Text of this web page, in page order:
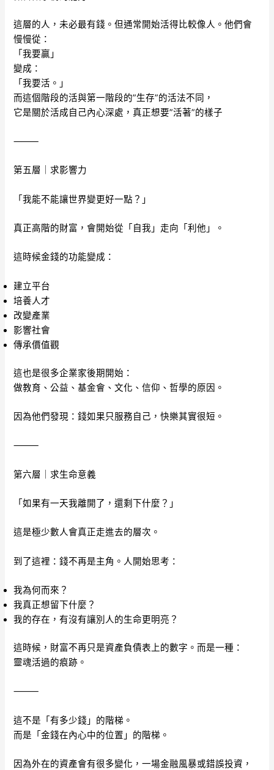
這層的人，未必最有錢。但通常開始活得比較像人。他們會
慢慢從：
「我要贏」
變成：
「我要活。」
而這個階段的活與第一階段的”生存”的活法不同，
它是關於活成自己內心深處，真正想要”活著”的樣子
⸻
第五層｜求影響力
「我能不能讓世界變更好一點？」
真正高階的財富，會開始從「自我」走向「利他」。
這時候金錢的功能變成：
建立平台
培養人才
改變產業
影響社會
傳承價值觀
這也是很多企業家後期開始：
做教育、公益、基金會、文化、信仰、哲學的原因。
因為他們發現：錢如果只服務自己，快樂其實很短。
⸻
第六層｜求生命意義
「如果有一天我離開了，還剩下什麼？」
這是極少數人會真正走進去的層次。
到了這裡：錢不再是主角。人開始思考：
我為何而來？
我真正想留下什麼？
我的存在，有沒有讓別人的生命更明亮？
這時候，財富不再只是資產負債表上的數字。而是一種：
靈魂活過的痕跡。
⸻
這不是「有多少錢」的階梯。
而是「金錢在內心中的位置」的階梯。
因為外在的資產會有很多變化，一場金融風暴或錯誤投資，